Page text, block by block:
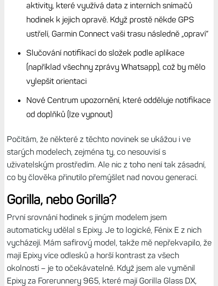
aktivity, které využívá data z interních snímačů
hodinek k jejich opravě. Když prostě někde GPS
ustřelí, Garmin Connect vaši trasu následně „opraví“
Slučování notifikací do složek podle aplikace
(například všechny zprávy Whatsapp), což by mělo
vylepšit orientaci
Nové Centrum upozornění, které odděluje notifikace
od doplňků (lze vypnout)
Počítám, že některé z těchto novinek se ukážou i ve
starých modelech, zejména ty, co nesouvisí s
uživatelským prostředím. Ale nic z toho není tak zásadní,
co by člověka přinutilo přemýšlet nad novou generací.
Gorilla, nebo Gorilla?
První srovnání hodinek s jiným modelem jsem
automaticky udělal s Epixy. Je to logické, Fénix E z nich
vycházejí. Mám safírový model, takže mě nepřekvapilo, že
mají Epixy více odlesků a horší kontrast za všech
okolností – je to očekávatelné. Když jsem ale vyměnil
Epixy za Forerunnery 965, které mají Gorilla Glass DX,